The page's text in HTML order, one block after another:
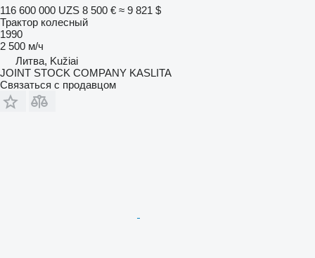
116 600 000 UZS 8 500 € ≈ 9 821 $
Трактор колесный
1990
2 500 м/ч
Литва, Kužiai
JOINT STOCK COMPANY KASLITA
Связаться с продавцом